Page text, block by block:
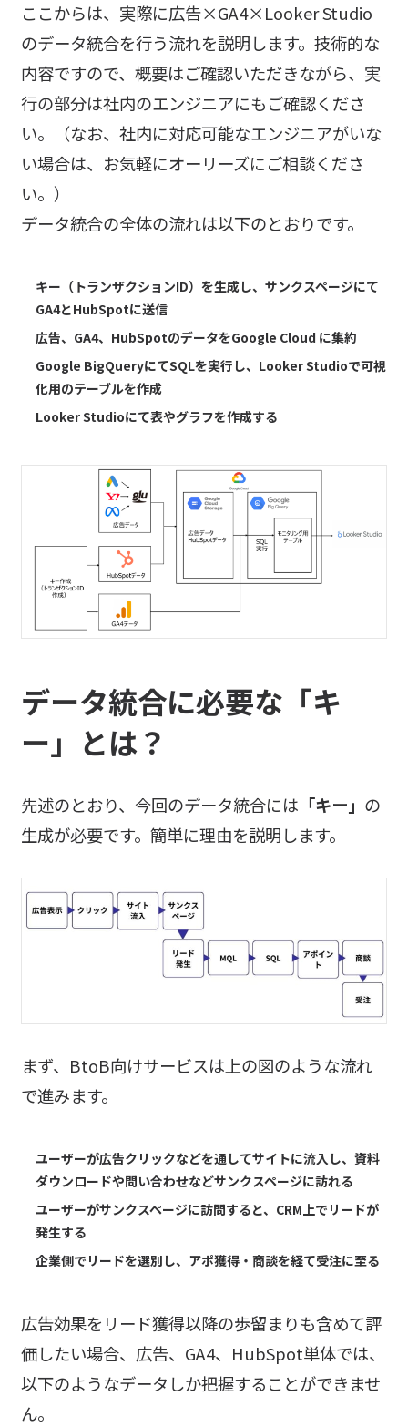
ここからは、実際に広告×GA4×Looker Studio
のデータ統合を行う流れを説明します。技術的な
内容ですので、概要はご確認いただきながら、実
行の部分は社内のエンジニアにもご確認くださ
い。（なお、社内に対応可能なエンジニアがいな
い場合は、お気軽にオーリーズにご相談くださ
い。）
データ統合の全体の流れは以下のとおりです。
キー（トランザクションID）を生成し、サンクスページにて
GA4とHubSpotに送信
広告、GA4、HubSpotのデータをGoogle Cloud に集約
Google BigQueryにてSQLを実行し、Looker Studioで可視
化用のテーブルを作成
Looker Studioにて表やグラフを作成する
データ統合に必要な「キ
ー」とは？
先述のとおり、今回のデータ統合には 「キー」 の
生成が必要です。簡単に理由を説明します。
まず、BtoB向けサービスは上の図のような流れ
で進みます。
ユーザーが広告クリックなどを通してサイトに流入し、資料
ダウンロードや問い合わせなどサンクスページに訪れる
ユーザーがサンクスページに訪問すると、CRM上でリードが
発生する
企業側でリードを選別し、アポ獲得・商談を経て受注に至る
広告効果をリード獲得以降の歩留まりも含めて評
価したい場合、広告、GA4、HubSpot単体では、
以下のようなデータしか把握することができませ
ん。